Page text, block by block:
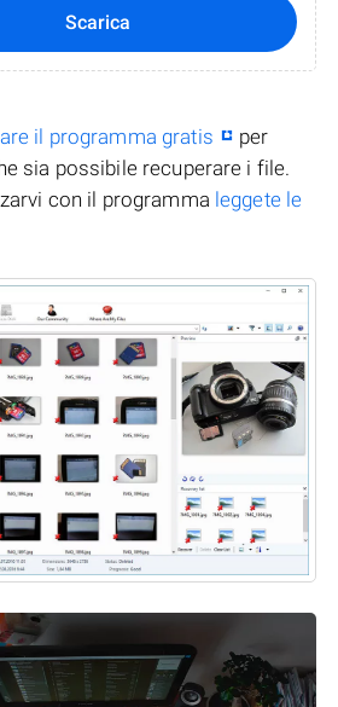
Scarica
il programma gratis
per
sia possibile recuperare i file.
con il programma leggete le